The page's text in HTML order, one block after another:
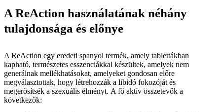
A ReAction használatának néhány
tulajdonsága és előnye
A ReAction egy eredeti spanyol termék, amely tablettákban
kapható, természetes esszenciákkal készültek, amelyek nem
generálnak mellékhatásokat, amelyeket gondosan előre
megválasztottak, hogy létrehozzák a libidó fokozóját és
megerősítsék a szexuális élményt. A fő aktív összetevők a
következők: